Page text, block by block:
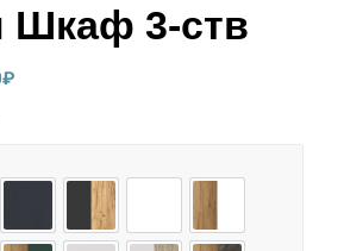
Шкаф 3-ств
₽Диапазон
Графит/Дуб Крафт
Браш Вайт